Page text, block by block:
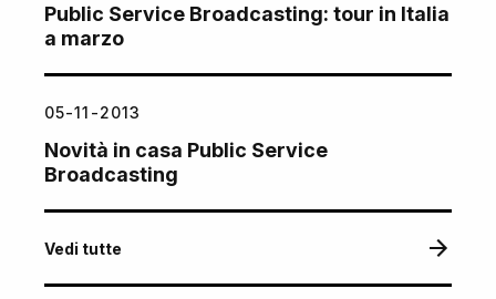
Public Service Broadcasting: tour in Italia
a marzo
05-11-2013
Novità in casa Public Service
Broadcasting
Vedi tutte